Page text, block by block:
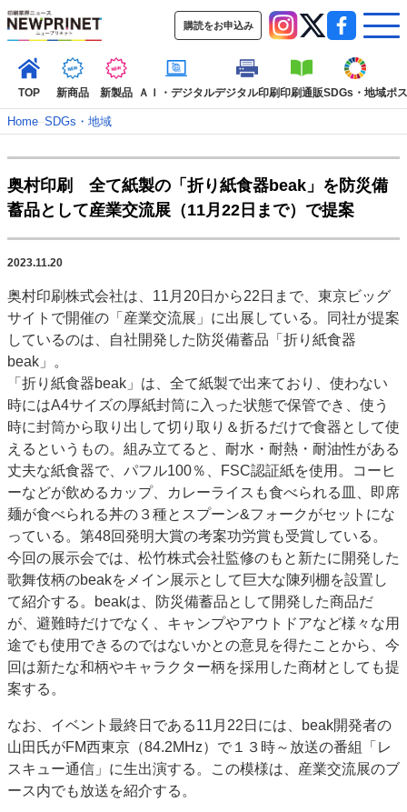
購読をお申込み
TOP 新商品 新製品 ＡＩ・デジタルデジタル印刷印刷通販SDGs・地域ポ
TOP
新着記事 特集記事
動画コンテンツ
インタビュー
コレクション
SDGs・地域
ポストプレス ビジネス イベント 信用情報
業界
市場・統計
人事・移転・異動・訃報
特集記事カテゴリー一覧
2022 見える化・MIS特集
特集・デジタル印刷 アイデアで勝負！ ～多様なビジネス・多彩な商材～
JAPAN PACK 2023 特集
中古印刷機・製本機特集
2022 検査・校正特集
特集・デジタル印刷 ～ 新成長軌道を描く
案内
発刊案内
JFPI印刷用語集 印刷機材年鑑
運営
会社案内
購読・購入申し込み
サイトポリシー
お問い合わせ
Home–SDGs・地域
奥村印刷 全て紙製の「折り紙食器beak」を防災備
蓄品として産業交流展（11月22日まで）で提案
2023.11.20
奥村印刷株式会社は、11月20日から22日まで、東京ビッグ
サイトで開催の「産業交流展」に出展している。同社が提案
しているのは、自社開発した防災備蓄品「折り紙食器
beak」。
「折り紙食器beak」は、全て紙製で出来ており、使わない
時にはA4サイズの厚紙封筒に入った状態で保管でき、使う
時に封筒から取り出して切り取り＆折るだけで食器として使
えるというもの。組み立てると、耐水・耐熱・耐油性がある
丈夫な紙食器で、パフル100％、FSC認証紙を使用。コーヒ
ーなどが飲めるカップ、カレーライスも食べられる皿、即席
麺が食べられる丼の３種とスプーン&フォークがセットにな
っている。第48回発明大賞の考案功労賞も受賞している。
今回の展示会では、松竹株式会社監修のもと新たに開発した
歌舞伎柄のbeakをメイン展示として巨大な陳列棚を設置し
て紹介する。beakは、防災備蓄品として開発した商品だ
が、避難時だけでなく、キャンプやアウトドアなど様々な用
途でも使用できるのではないかとの意見を得たことから、今
回は新たな和柄やキャラクター柄を採用した商材としても提
案する。
なお、イベント最終日である11月22日には、beak開発者の
山田氏がFM西東京（84.2MHz）で１３時～放送の番組「レ
スキュー通信」に生出演する。この模様は、産業交流展のブ
ース内でも放送を紹介する。